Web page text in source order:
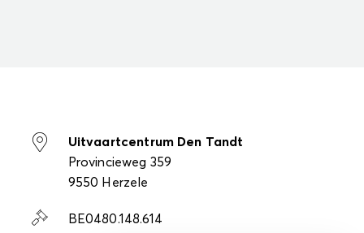
Uitvaartcentrum Den Tandt
Provincieweg 359
9550 Herzele
BE0480.148.614